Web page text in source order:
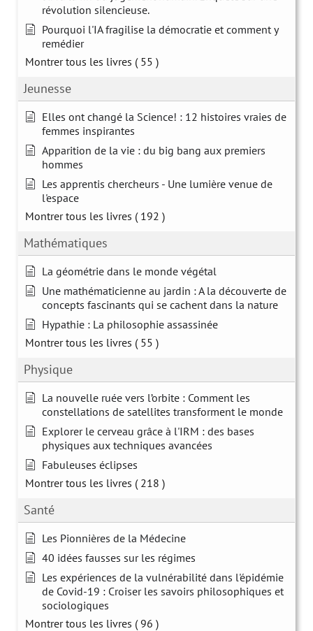
révolution silencieuse.
Pourquoi l'IA fragilise la démocratie et comment y
remédier
Montrer tous les livres ( 55 )
Jeunesse
Elles ont changé la Science! : 12 histoires vraies de
femmes inspirantes
Apparition de la vie : du big bang aux premiers
hommes
Les apprentis chercheurs - Une lumière venue de
l'espace
Montrer tous les livres ( 192 )
Mathématiques
La géométrie dans le monde végétal
Une mathématicienne au jardin : A la découverte de
concepts fascinants qui se cachent dans la nature
Hypathie : La philosophie assassinée
Montrer tous les livres ( 55 )
Physique
La nouvelle ruée vers l’orbite : Comment les
constellations de satellites transforment le monde
Explorer le cerveau grâce à l'IRM : des bases
physiques aux techniques avancées
Fabuleuses éclipses
Montrer tous les livres ( 218 )
Santé
Les Pionnières de la Médecine
40 idées fausses sur les régimes
Les expériences de la vulnérabilité dans l'épidémie
de Covid-19 : Croiser les savoirs philosophiques et
sociologiques
Montrer tous les livres ( 96 )